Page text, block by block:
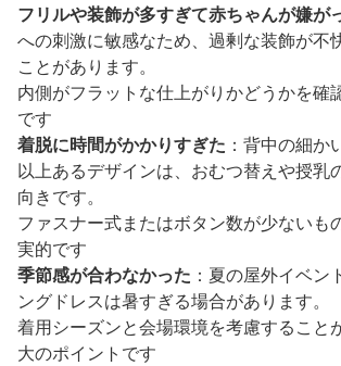
フリルや装飾が多すぎて赤ちゃんが嫌が
への刺激に敏感なため、過剰な装飾が不
ことがあります。
内側がフラットな仕上がりかどうかを確
です
着脱に時間がかかりすぎた ：背中の細か
以上あるデザインは、おむつ替えや授乳
向きです。
ファスナー式またはボタン数が少ないも
実的です
季節感が合わなかった ：夏の屋外イベン
ングドレスは暑すぎる場合があります。
着用シーズンと会場環境を考慮すること
大のポイントです